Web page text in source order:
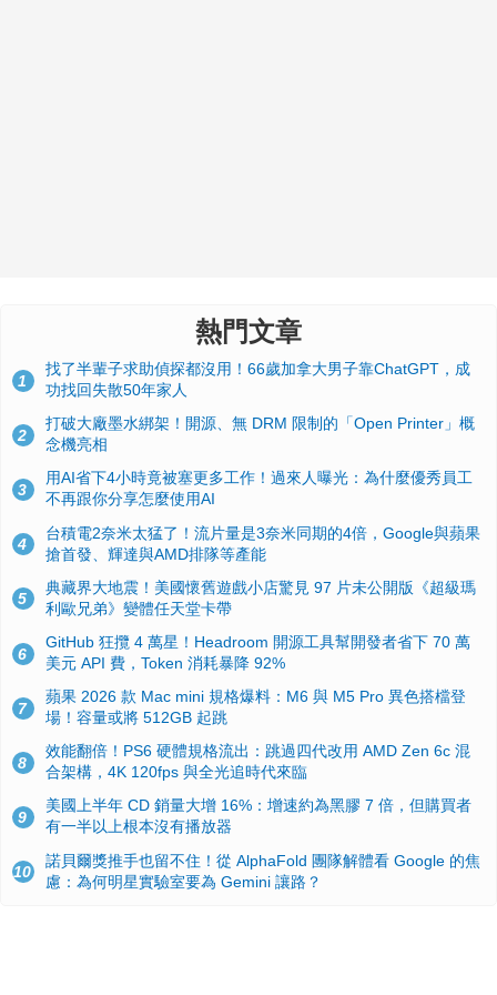
熱門文章
1
找了半輩子求助偵探都沒用！66歲加拿大男子靠ChatGPT，成
功找回失散50年家人
2
打破大廠墨水綁架！開源、無 DRM 限制的「Open Printer」概
念機亮相
3
用AI省下4小時竟被塞更多工作！過來人曝光：為什麼優秀員工
不再跟你分享怎麼使用AI
4
台積電2奈米太猛了！流片量是3奈米同期的4倍，Google與蘋果
搶首發、輝達與AMD排隊等產能
5
典藏界大地震！美國懷舊遊戲小店驚見 97 片未公開版《超級瑪
利歐兄弟》變體任天堂卡帶
6
GitHub 狂攬 4 萬星！Headroom 開源工具幫開發者省下 70 萬
美元 API 費，Token 消耗暴降 92%
7
蘋果 2026 款 Mac mini 規格爆料：M6 與 M5 Pro 異色搭檔登
場！容量或將 512GB 起跳
8
效能翻倍！PS6 硬體規格流出：跳過四代改用 AMD Zen 6c 混
合架構，4K 120fps 與全光追時代來臨
9
美國上半年 CD 銷量大增 16%：增速約為黑膠 7 倍，但購買者
有一半以上根本沒有播放器
10
諾貝爾獎推手也留不住！從 AlphaFold 團隊解體看 Google 的焦
慮：為何明星實驗室要為 Gemini 讓路？